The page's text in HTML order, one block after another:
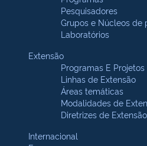
Pesquisadores
Grupos e Núcleos de
Laboratórios
Extensão
Programas E Projetos
Linhas de Extensão
Áreas temáticas
Modalidades de
Diretrizes de Extensão
Internacional